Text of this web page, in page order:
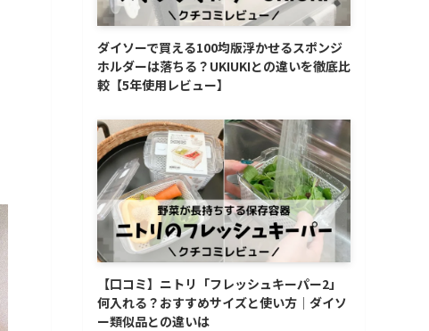
ダイソーで買える100均版浮かせるスポンジ
ホルダーは落ちる？UKIUKIとの違いを徹底比
較【5年使用レビュー】
【口コミ】ニトリ「フレッシュキーパー2」
何入れる？おすすめサイズと使い方│ダイソ
ー類似品との違いは